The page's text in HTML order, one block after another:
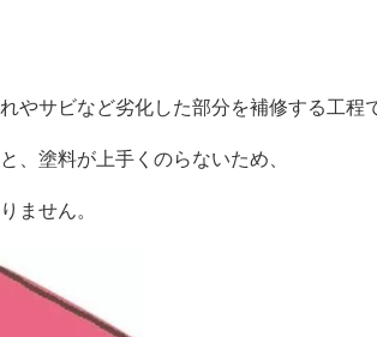
やサビなど劣化した部分を補修する工程
、塗料が上手くのらないため、
ません。